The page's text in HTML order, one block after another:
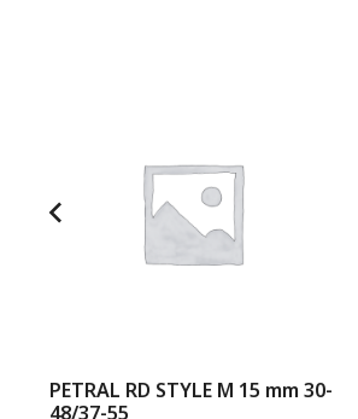
PETRAL RD STYLE M 15 mm 30-
48/37-55